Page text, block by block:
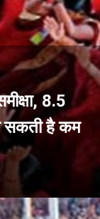
8.5
सकती है कम